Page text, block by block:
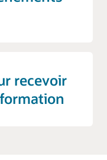
recevoir